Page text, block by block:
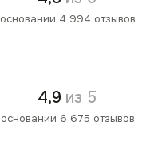
4 994 отзывов
4,9 из 5
6 675 отзывов